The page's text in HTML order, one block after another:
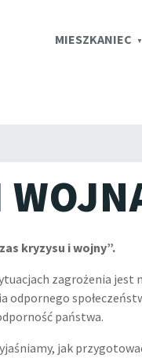
MIESZKANIEC
kryzysu i wojny”.
zagrożenia jest
państwa.
jak